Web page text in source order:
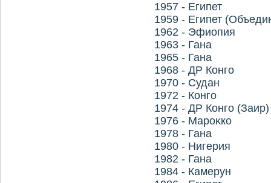
1957 - Египет
1959 - Египет
1962 - Эфиопия
1963 - Гана
1965 - Гана
1968 - ДР Конго
1970 - Судан
1972 - Конго
1974 - ДР Конго (Заир)
1976 - Мароκко
1978 - Гана
1980 - Нигерия
1982 - Гана
1984 - Камерун